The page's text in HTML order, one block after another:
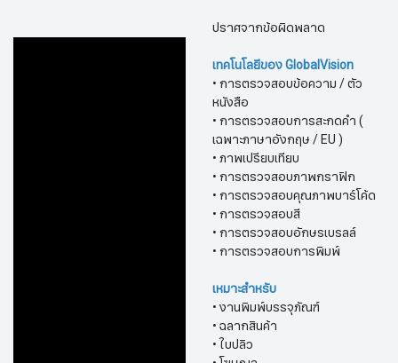
ปราศจากข้อผิดพลาด
เทคโนโลยีของ GlobalVision
• การตรวจสอบข้อความ / ตัว
หนังสือ
• การตรวจสอบการสะกดคำ (
เฉพาะภาษาอังกฤษ / EU )
• ภาพเปรียบเทียบ
• การตรวจสอบภาพกราฟิก
• การตรวจสอบคุณภาพบาร์โค้ด
• การตรวจสอบสี
• การตรวจสอบอักษรเบรลล์
• การตรวจสอบการพิมพ์
เหมาะสำหรับ
• งานพิมพ์บรรจุภัณฑ์
• ฉลากสินค้า
• ใบปลิว